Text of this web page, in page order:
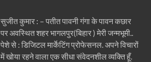
सुजीत कुमार : – पतीत पावनी गंगा के पावन कछार
पर अवस्थित शहर भागलपुर(बिहार ) मेरी जन्मभूमी..
पेशे से : डिजिटल मार्केटिंग प्रोफेसनल. अपने विचारों
में खोया रहने वाला एक सीधा संवेदनशील व्यक्ति हूँ.